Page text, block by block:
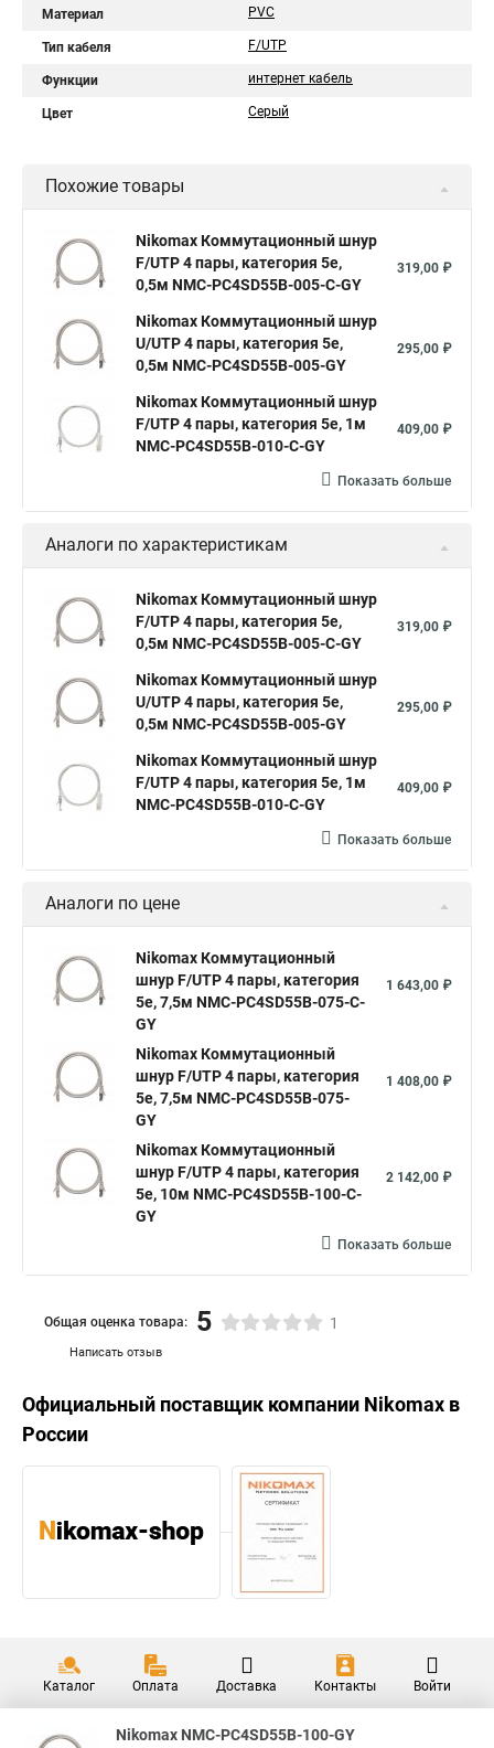
Материал PVC
Тип кабеля F/UTP
Функции интернет кабель
Цвет Серый
Похожие товары
Nikomax Коммутационный шнур
F/UTP 4 пары, категория 5е,
0,5м NMC-PC4SD55B-005-C-GY
319,00 ₽
Nikomax Коммутационный шнур
U/UTP 4 пары, категория 5е,
0,5м NMC-PC4SD55B-005-GY
295,00 ₽
Nikomax Коммутационный шнур
F/UTP 4 пары, категория 5е, 1м
NMC-PC4SD55B-010-C-GY
409,00 ₽
Показать больше
Аналоги по характеристикам
Nikomax Коммутационный шнур
F/UTP 4 пары, категория 5е,
0,5м NMC-PC4SD55B-005-C-GY
319,00 ₽
Nikomax Коммутационный шнур
U/UTP 4 пары, категория 5е,
0,5м NMC-PC4SD55B-005-GY
295,00 ₽
Nikomax Коммутационный шнур
F/UTP 4 пары, категория 5е, 1м
NMC-PC4SD55B-010-C-GY
409,00 ₽
Показать больше
Аналоги по цене
Nikomax Коммутационный
шнур F/UTP 4 пары, категория
5е, 7,5м NMC-PC4SD55B-075-C-
GY
1 643,00 ₽
Nikomax Коммутационный
шнур F/UTP 4 пары, категория
5е, 7,5м NMC-PC4SD55B-075-
GY
1 408,00 ₽
Nikomax Коммутационный
шнур F/UTP 4 пары, категория
5е, 10м NMC-PC4SD55B-100-C-
GY
2 142,00 ₽
Показать больше
Написать отзыв
Общая оценка товара: 5 1
Официальный поставщик компании Nikomax в
России
Каталог Оплата Доставка Контакты Войти
Nikomax NMC-PC4SD55B-100-GY